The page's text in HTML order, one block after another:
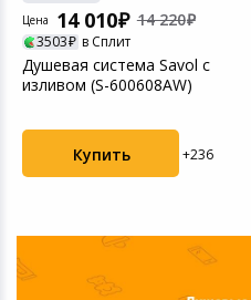
Цена
14 010 14 220
3503 в Сплит
Душевая система Savol с
изливом (S-600608AW)
Купить +236